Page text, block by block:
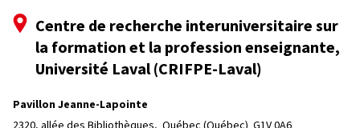
Centre de recherche interuniversitaire sur
la formation et la profession enseignante,
Université Laval (CRIFPE-Laval)
Pavillon Jeanne-Lapointe
2320, allée des Bibliothèques, Québec (Québec)  G1V 0A6